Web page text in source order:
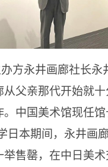
方永井画廊社长永
从父亲那代开始就
中国美术馆现任
日本期间，永井画
举售罄，在中日美